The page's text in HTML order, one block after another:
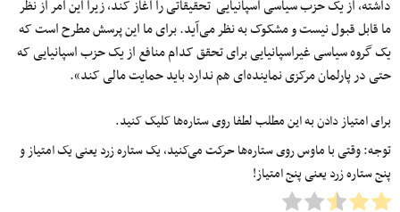
داشته، از یک حزب سیاسی اسپانیایی تحقیقاتی را آغاز کند، زیرا این امر از نظر
ما قابل قبول نیست و مشکوک به نظر می‌آید. برای ما این پرسش مطرح است که
یک گروه سیاسی غیراسپانیایی برای تحقق کدام منافع از یک حزب اسپانیایی که
حتی در پارلمان مرکزی نماینده‌ای هم ندارد باید حمایت مالی کند».
برای امتیاز دادن به این مطلب لطفا روی ستاره‌ها کلیک کنید.
توجه: وقتی با ماوس روی ستاره‌ها حرکت می‌کنید، یک ستاره زرد یعنی یک امتیاز و
پنج ستاره زرد یعنی پنج امتیاز!